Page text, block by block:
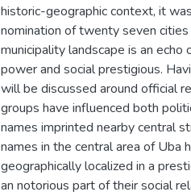
historic-geographic context, it
nomination of twenty seven
municipality landscape is an
power and social prestigious.
will be discussed around official
groups have influenced both
names imprinted nearby central
names in the central area of Uba
geographically localized in a
an notorious part of their social